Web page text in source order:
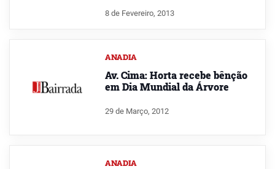
8 de Fevereiro, 2013
ANADIA
Av. Cima: Horta recebe bênção
em Dia Mundial da Árvore
29 de Março, 2012
ANADIA